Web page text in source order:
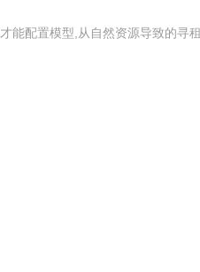
能配置模型,从自然资源导致的寻